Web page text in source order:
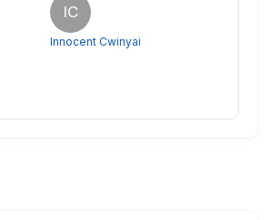
IC
Innocent Cwinyai